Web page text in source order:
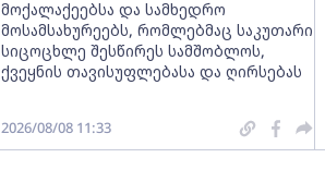
მოქალაქეებსა და სამხედრო
მოსამსახურეებს, რომლებმაც საკუთარი
სიცოცხლე შესწირეს სამშობლოს,
ქვეყნის თავისუფლებასა და ღირსებას
2026/08/08 11:33